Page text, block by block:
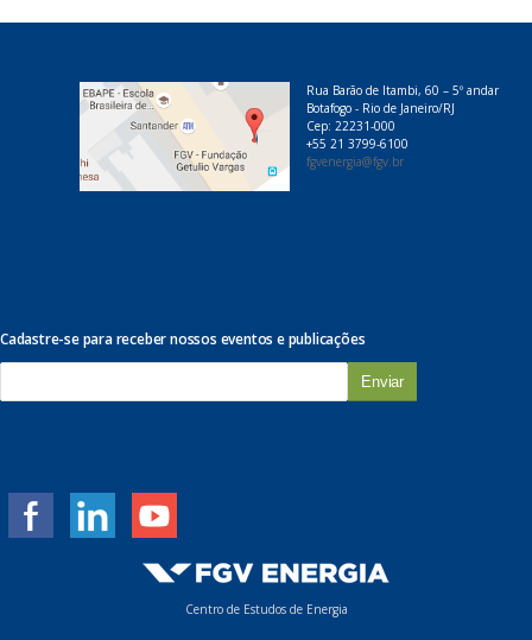
Rua Barão de Itambi, 60 – 5º andar
Botafogo - Rio de Janeiro/RJ
Cep: 22231-000
+55 21 3799-6100
fgvenergia@fgv.br
Cadastre-se para receber nossos eventos e publicações
m
Centro de Estudos de Energia